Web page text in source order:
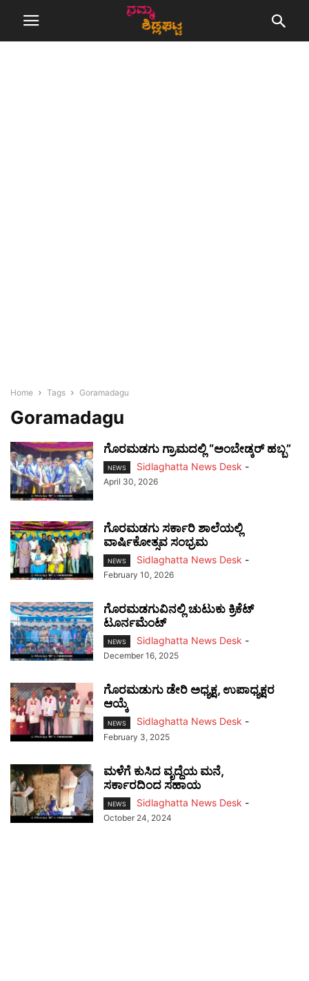
Home Tags Goramadagu
Goramadagu
ಗೊರಮಡಗು ಗ್ರಾಮದಲ್ಲಿ “ಅಂಬೇಡ್ಕರ್ ಹಬ್ಬ”
NEWS Sidlaghatta News Desk -
April 30, 2026
ಗೊರಮಡಗು ಸರ್ಕಾರಿ ಶಾಲೆಯಲ್ಲಿ
ವಾರ್ಷಿಕೋತ್ಸವ ಸಂಭ್ರಮ
NEWS Sidlaghatta News Desk -
February 10, 2026
ಗೊರಮಡಗುವಿನಲ್ಲಿ ಚುಟುಕು ಕ್ರಿಕೆಟ್
ಟೂರ್ನಮೆಂಟ್
NEWS Sidlaghatta News Desk -
December 16, 2025
ಗೊರಮಡುಗು ಡೇರಿ ಅಧ್ಯಕ್ಷ, ಉಪಾಧ್ಯಕ್ಷರ
ಆಯ್ಕೆ
NEWS Sidlaghatta News Desk -
February 3, 2025
ಮಳೆಗೆ ಕುಸಿದ ವೃದ್ದೆಯ ಮನೆ,
ಸರ್ಕಾರದಿಂದ ಸಹಾಯ
NEWS Sidlaghatta News Desk -
October 24, 2024